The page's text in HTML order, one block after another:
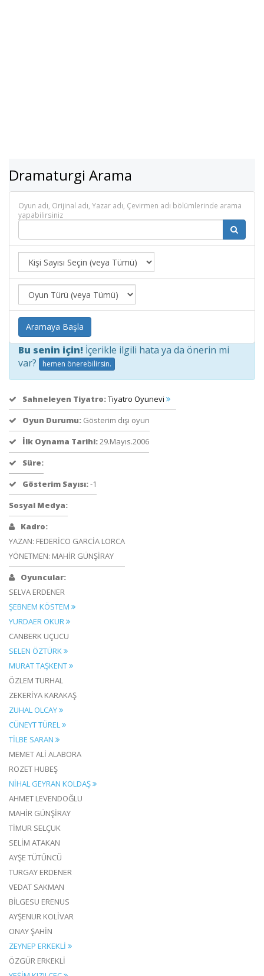
Dramaturgi Arama
Oyun adı, Orijinal adı, Yazar adı, Çevirmen adı bölümlerinde arama
yapabilirsiniz
Aramaya Başla
Bu senin için! İçerikle ilgili hata ya da önerin mi
var?
hemen önerebilirsin.
Sahneleyen Tiyatro:Tiyatro Oyunevi
Oyun Durumu: Gösterim dışı oyun
İlk Oynama Tarihi:29.Mayıs.2006
Süre:
Gösterim Sayısı:-1
Sosyal Medya:
Kadro:
YAZAN: FEDERİCO GARCİA LORCA
YÖNETMEN: MAHİR GÜNŞİRAY
Oyuncular:
SELVA ERDENER
ŞEBNEM KÖSTEM
YURDAER OKUR
CANBERK UÇUCU
SELEN ÖZTÜRK
MURAT TAŞKENT
ÖZLEM TURHAL
ZEKERİYA KARAKAŞ
ZUHAL OLCAY
CÜNEYT TÜREL
TİLBE SARAN
MEMET ALİ ALABORA
ROZET HUBEŞ
NİHAL GEYRAN KOLDAŞ
AHMET LEVENDOĞLU
MAHİR GÜNŞİRAY
TİMUR SELÇUK
SELİM ATAKAN
AYŞE TÜTÜNCÜ
TURGAY ERDENER
VEDAT SAKMAN
BİLGESU ERENUS
AYŞENUR KOLİVAR
ONAY ŞAHİN
ZEYNEP ERKEKLİ
ÖZGÜR ERKEKLİ